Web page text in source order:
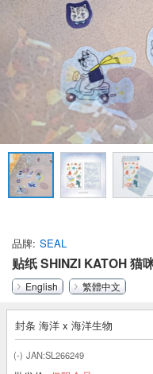
品牌 SEAL
贴纸 SHINZI KATOH 猫
English 繁體中文
封条 海洋 x 海洋生物
(-) JAN:SL266249